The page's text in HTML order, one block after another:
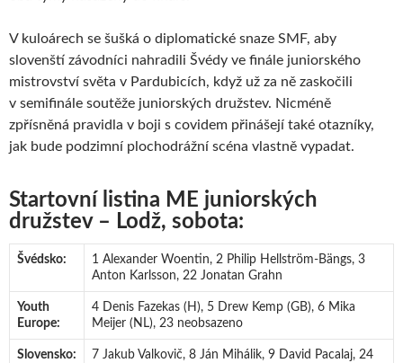
V kuloárech se šušká o diplomatické snaze SMF, aby
slovenští závodníci nahradili Švédy ve finále juniorského
mistrovství světa v Pardubicích, když už za ně zaskočili
v semifinále soutěže juniorských družstev. Nicméně
zpřísněná pravidla v boji s covidem přinášejí také otazníky,
jak bude podzimní plochodrážní scéna vlastně vypadat.
Startovní listina ME juniorských
družstev – Lodž, sobota:
Švédsko:
1 Alexander Woentin, 2 Philip Hellström-Bängs, 3
Anton Karlsson, 22 Jonatan Grahn
Youth
Europe:
4 Denis Fazekas (H), 5 Drew Kemp (GB), 6 Mika
Meijer (NL), 23 neobsazeno
Slovensko:
7 Jakub Valkovič, 8 Ján Mihálik, 9 David Pacalaj, 24